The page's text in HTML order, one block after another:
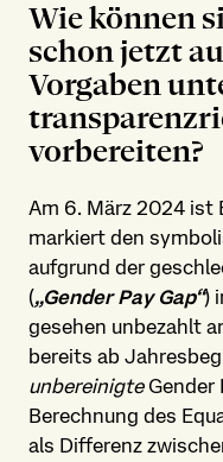
Wie können
schon jetzt
Vorgaben
vorbereiten?
Am 6. März 2024 ist
markiert den
aufgrund der
(„Gender Pay Gap“)
gesehen unbezahlt
bereits ab
unbereinigteGender
Berechnung des
als Differenz